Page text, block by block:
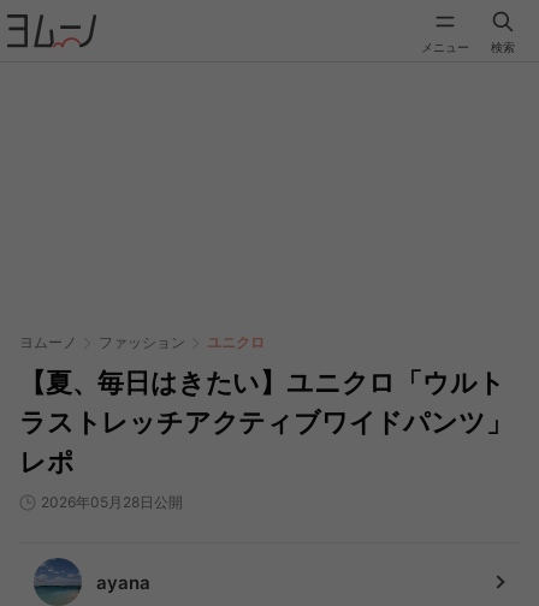
メニュー 検索
ヨムーノ ファッション ユニクロ
【夏、毎日はきたい】ユニクロ「ウルト
ラストレッチアクティブワイドパンツ」
レポ
2026年05月28日公開
ayana